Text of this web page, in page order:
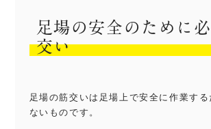
足場の安全のために
交い
足場の筋交いは足場上で安全に作業す
ないものです。